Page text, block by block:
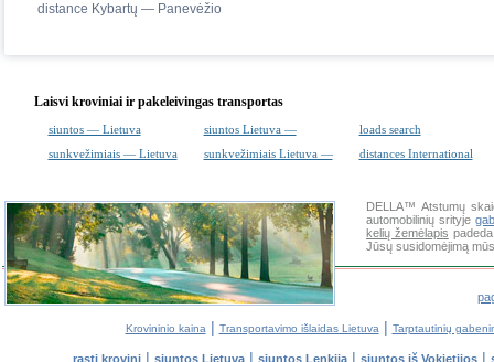
distance Kybartų — Panevėžio
Laisvi kroviniai ir pakeleivingas transportas
siuntos — Lietuva siuntos Lietuva —
loads search
sunkvežimiais — Lietuva
sunkvežimiais Lietuva — distances International
DELLA™ Atstumų
automobilinių srityje
kelių žemėlapis
Jūsų susidomėjimą
Krovininio kaina | Transportavimo išlaidas Lietuva | Tarptautinių
rasti krovinį | siuntos Lietuva | siuntos Lenkija | siuntos iš Vokietijos |